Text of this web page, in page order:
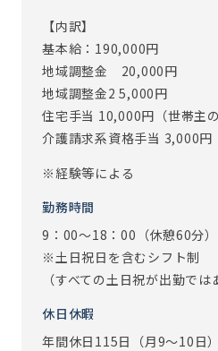
をしたり、お客様とコミュニケ
す。事務所内は、事業所長をは
境です。
また､ご入居者とスタッフの距
イムでのお仕事の魅力です。
事務スタッフは直接介護業務に
とのちょっとしたおしゃべり等
※従事すべき業務の変更：あり
務）
※定年制度あり（定年65歳）
【内訳】
基本給：190,000円
地域調整金 20,000円
地域調整金2 5,000円
住宅手当 10,000円（世帯主の
介護請求系資格手当 3,000円
※経験等による
勤務時間
9：00～18：00（休憩60分）
※土日祝日を含むシフト制
（すべての土日祝が出勤では
休日休暇
年間休日115日（月9～10日）